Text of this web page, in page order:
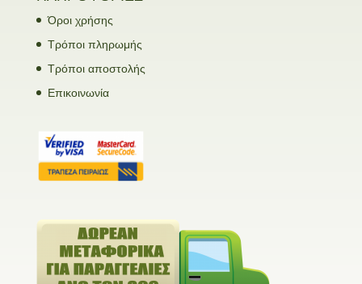
Όροι χρήσης
Τρόποι πληρωμής
Τρόποι αποστολής
Επικοινωνία